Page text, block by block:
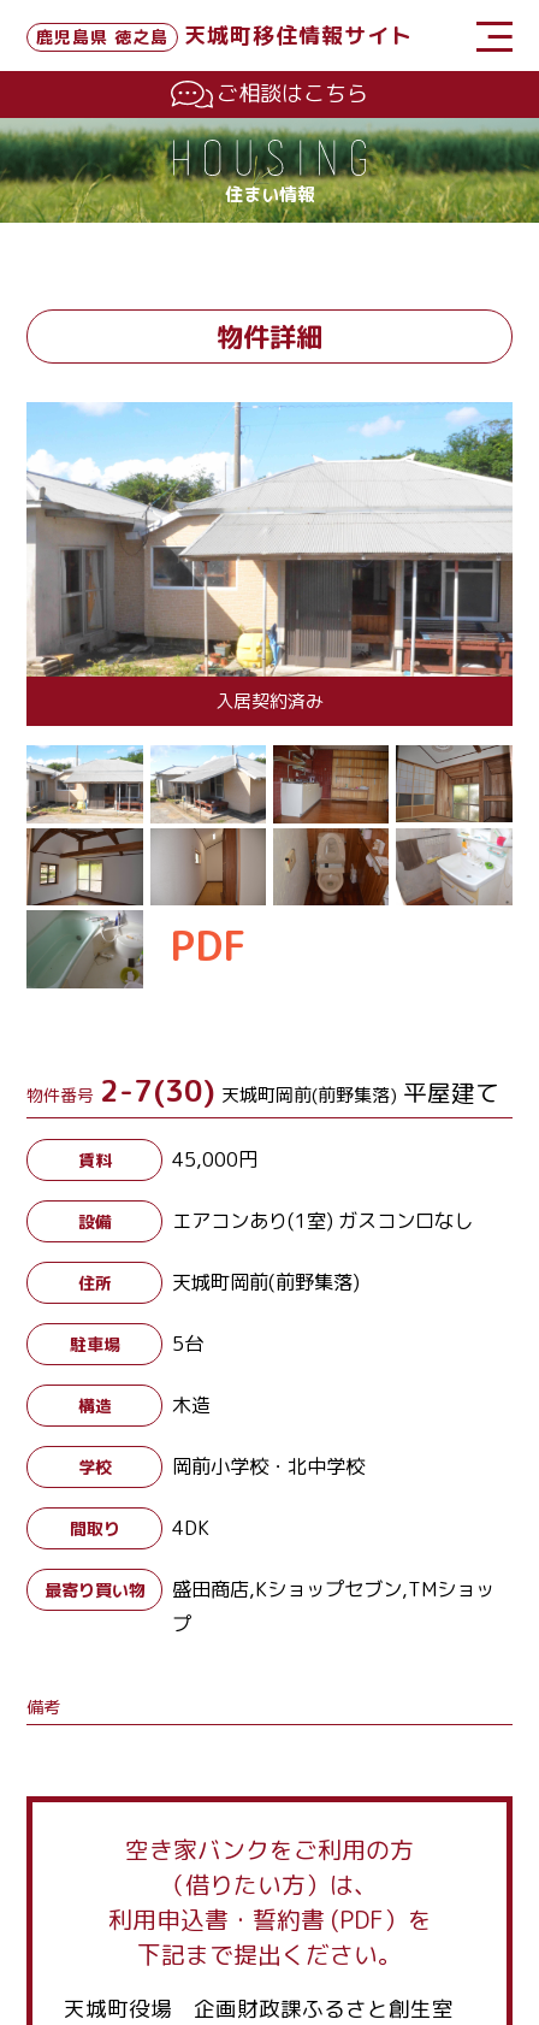
鹿児島県 徳之島
天城町移住情報サイト
ご相談はこちら
住まい情報
物件詳細
入居契約済み
PDF
物件番号 2-7(30) 天城町岡前(前野集落) 平屋建て
賃料 45,000円
設備 エアコンあり(1室) ガスコンロなし
住所 天城町岡前(前野集落)
駐車場 5台
構造 木造
学校 岡前小学校・北中学校
間取り 4DK
最寄り買い物
盛田商店,Kショップセブン,TMショッ
プ
備考
空き家バンクをご利用の方
（借りたい方）は、
利用申込書・誓約書 (PDF）を
下記まで提出ください。
天城町役場 企画財政課ふるさと創生室